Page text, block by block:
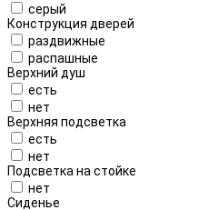
серый
Конструкция дверей
раздвижные
распашные
Верхний душ
есть
нет
Верхняя подсветка
есть
нет
Подсветка на стойке
нет
Сиденье